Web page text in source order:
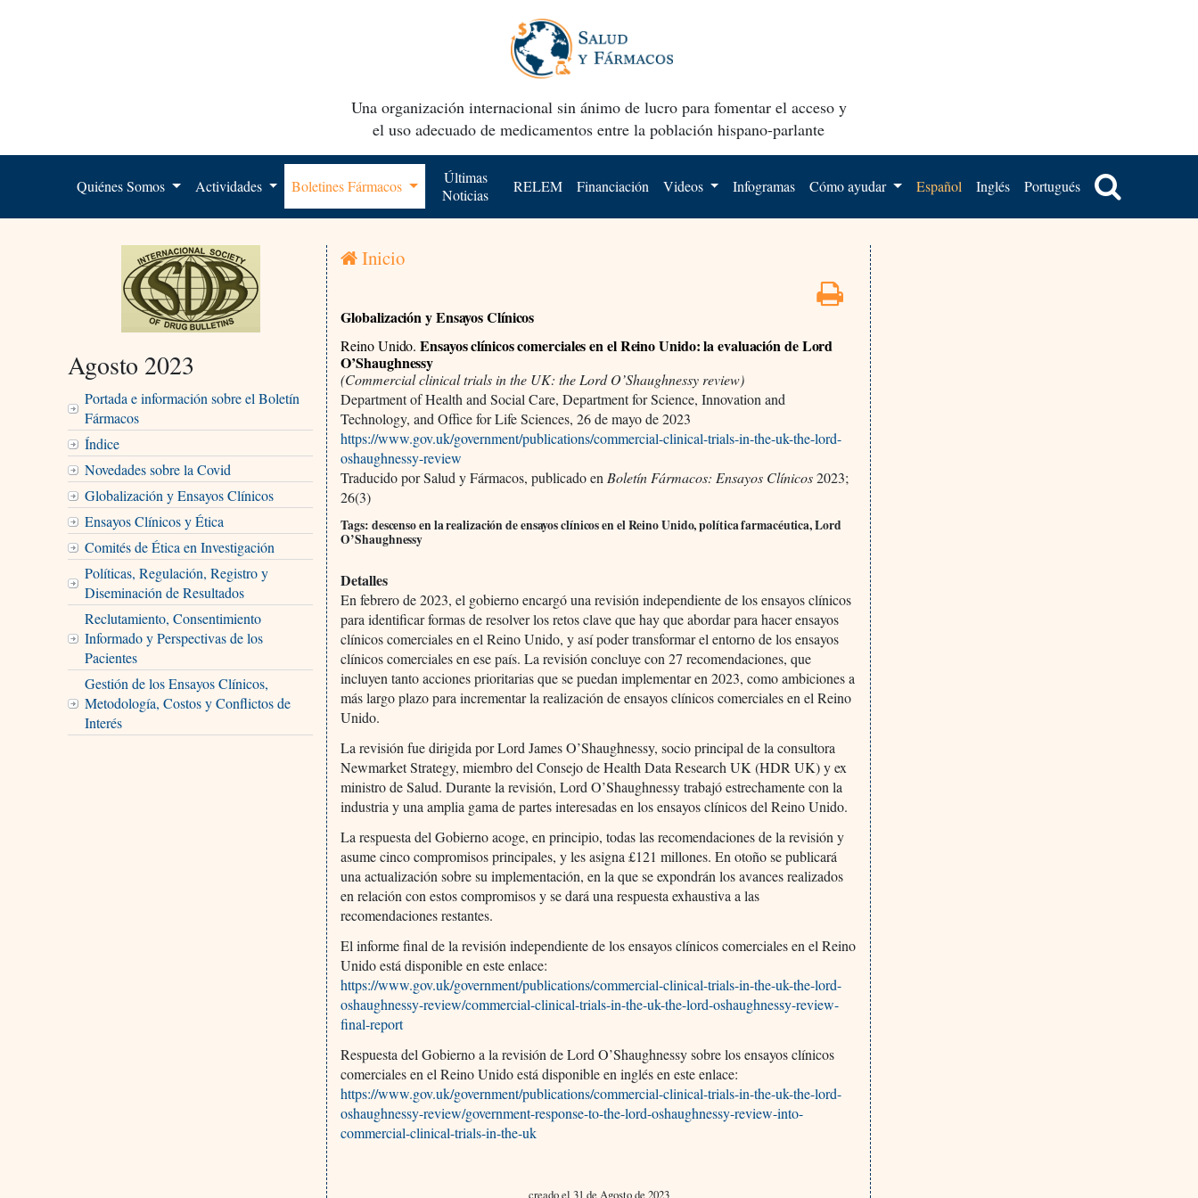
Una organización internacional sin ánimo de lucro para fomentar el acceso y
el uso adecuado de medicamentos entre la población hispano-parlante
Quiénes Somos Actividades Boletines Fármacos
Últimas
Noticias
RELEM Financiación Videos Infogramas Cómo ayudar Español Inglés Portugués
Agosto 2023
Portada e información sobre el Boletín
Fármacos
Índice
Novedades sobre la Covid
Globalización y Ensayos Clínicos
Ensayos Clínicos y Ética
Comités de Ética en Investigación
Políticas, Regulación, Registro y
Diseminación de Resultados
Reclutamiento, Consentimiento
Informado y Perspectivas de los
Pacientes
Gestión de los Ensayos Clínicos,
Metodología, Costos y Conflictos de
Interés
Inicio
Globalización y Ensayos Clínicos
Reino Unido. Ensayos clínicos comerciales en el Reino Unido: la evaluación de Lord
O’Shaughnessy
(Commercial clinical trials in the UK: the Lord O’Shaughnessy review)
Department of Health and Social Care, Department for Science, Innovation and
Technology, and Office for Life Sciences, 26 de mayo de 2023
https://www.gov.uk/government/publications/commercial-clinical-trials-in-the-uk-the-lord-
oshaughnessy-review
Traducido por Salud y Fármacos, publicado enBoletín Fármacos: Ensayos Clínicos2023;
26(3)
Tags: descenso en la realización de ensayos clínicos en el Reino Unido, política farmacéutica, Lord
O’Shaughnessy
Detalles
En febrero de 2023, el gobierno encargó una revisión independiente de los ensayos clínicos
para identificar formas de resolver los retos clave que hay que abordar para hacer ensayos
clínicos comerciales en el Reino Unido, y así poder transformar el entorno de los ensayos
clínicos comerciales en ese país. La revisión concluye con 27 recomendaciones, que
incluyen tanto acciones prioritarias que se puedan implementar en 2023, como ambiciones a
más largo plazo para incrementar la realización de ensayos clínicos comerciales en el Reino
Unido.
La revisión fue dirigida por Lord James O’Shaughnessy, socio principal de la consultora
Newmarket Strategy, miembro del Consejo de Health Data Research UK (HDR UK) y ex
ministro de Salud. Durante la revisión, Lord O’Shaughnessy trabajó estrechamente con la
industria y una amplia gama de partes interesadas en los ensayos clínicos del Reino Unido.
La respuesta del Gobierno acoge, en principio, todas las recomendaciones de la revisión y
asume cinco compromisos principales, y les asigna £121 millones. En otoño se publicará
una actualización sobre su implementación, en la que se expondrán los avances realizados
en relación con estos compromisos y se dará una respuesta exhaustiva a las
recomendaciones restantes.
El informe final de la revisión independiente de los ensayos clínicos comerciales en el Reino
Unido está disponible en este enlace:
https://www.gov.uk/government/publications/commercial-clinical-trials-in-the-uk-the-lord-
oshaughnessy-review/commercial-clinical-trials-in-the-uk-the-lord-oshaughnessy-review-
final-report
Respuesta del Gobierno a la revisión de Lord O’Shaughnessy sobre los ensayos clínicos
comerciales en el Reino Unido está disponible en inglés en este enlace:
https://www.gov.uk/government/publications/commercial-clinical-trials-in-the-uk-the-lord-
oshaughnessy-review/government-response-to-the-lord-oshaughnessy-review-into-
commercial-clinical-trials-in-the-uk
creado el 31 de Agosto de 2023